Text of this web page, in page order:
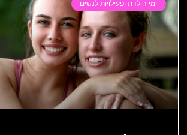
ימי הולדת ופעילויות לנשים